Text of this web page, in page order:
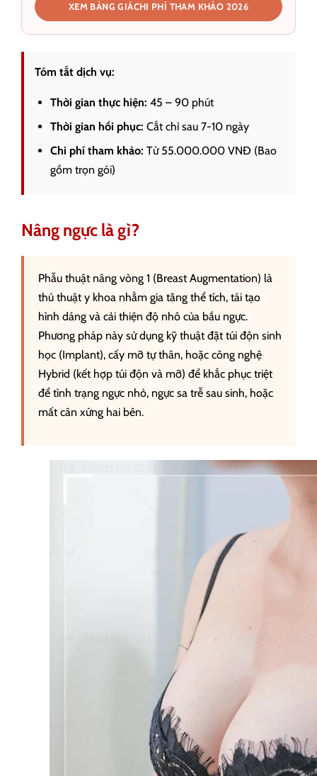
XEM BẢNG GIÁCHI PHÍ THAM KHẢO 2026
Tóm tắt dịch vụ:
Thời gian thực hiện: 45 – 90 phút
Thời gian hồi phục: Cắt chỉ sau 7-10 ngày
Chi phí tham khảo: Từ 55.000.000 VNĐ (Bao
gồm trọn gói)
Nâng ngực là gì?
Phẫu thuật nâng vòng 1 (Breast Augmentation) là
thủ thuật y khoa nhằm gia tăng thể tích, tái tạo
hình dáng và cải thiện độ nhô của bầu ngực.
Phương pháp này sử dụng kỹ thuật đặt túi độn sinh
học (Implant), cấy mỡ tự thân, hoặc công nghệ
Hybrid (kết hợp túi độn và mỡ) để khắc phục triệt
để tình trạng ngực nhỏ, ngực sa trễ sau sinh, hoặc
mất cân xứng hai bên.